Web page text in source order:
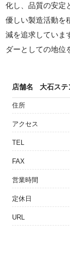
化し、品質の安定
優しい製造活動を
減を追求していま
ダーとしての地位
店舗名 大石ス
住所
アクセス
TEL
FAX
営業時間
定休日
URL